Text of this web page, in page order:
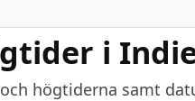
i
högtiderna samt